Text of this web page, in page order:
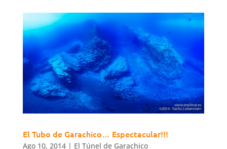
El Tubo de Garachico… Espectacular!!!
Ago 10, 2014| El Túnel de Garachico